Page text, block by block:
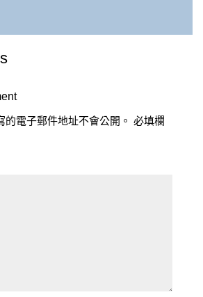
的電子郵件地址不會公開。 必填欄